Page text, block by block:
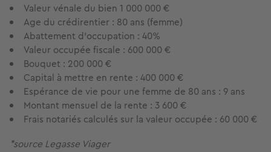
Valeur vénale du bien 1 000 000 €
Age du crédirentier : 80 ans (femme)
Abattement d’occupation : 40%
Valeur occupée fiscale : 600 000 €
Bouquet : 200 000 €
Capital à mettre en rente : 400 000 €
Espérance de vie pour une femme de 80 ans : 9 ans
Montant mensuel de la rente : 3 600 €
Frais notariés calculés sur la valeur occupée : 60 000 €
*source Legasse Viager